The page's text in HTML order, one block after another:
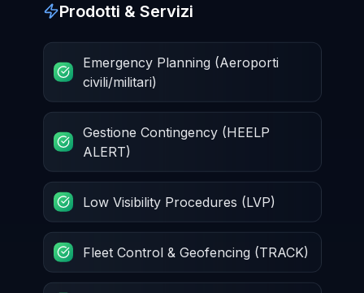
Prodotti & Servizi
Emergency Planning (Aeroporti
civili/militari)
Gestione Contingency (HEELP
ALERT)
Low Visibility Procedures (LVP)
Fleet Control & Geofencing (TRACK)